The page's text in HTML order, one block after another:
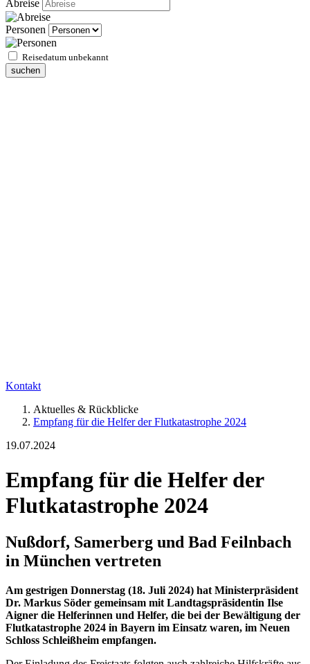
Abreise
Personen
Reisedatum unbekannt
suchen
Kontakt
Aktuelles & Rückblicke
Empfang für die Helfer der Flutkatastrophe 2024
19.07.2024
Empfang für die Helfer der
Flutkatastrophe 2024
Nußdorf, Samerberg und Bad Feilnbach
in München vertreten
Am gestrigen Donnerstag (18. Juli 2024) hat Ministerpräsident
Dr. Markus Söder gemeinsam mit Landtagspräsidentin Ilse
Aigner die Helferinnen und Helfer, die bei der Bewältigung der
Flutkatastrophe 2024 in Bayern im Einsatz waren, im Neuen
Schloss Schleißheim empfangen.